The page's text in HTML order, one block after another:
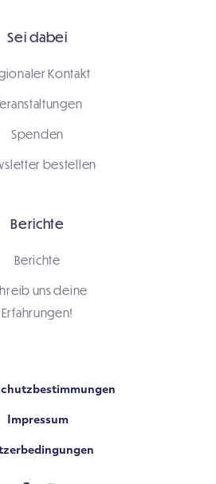
Sei dabei
Kontakt
Spenden
bestellen
Berichte
Berichte
uns deine
Erfahrungen!
Impressum